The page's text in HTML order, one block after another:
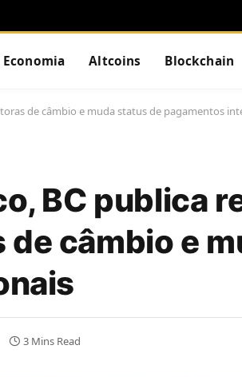
Economia Altcoins Blockchain
de câmbio e muda status de pagamentos
BC publica
câmbio e
3 Mins Read